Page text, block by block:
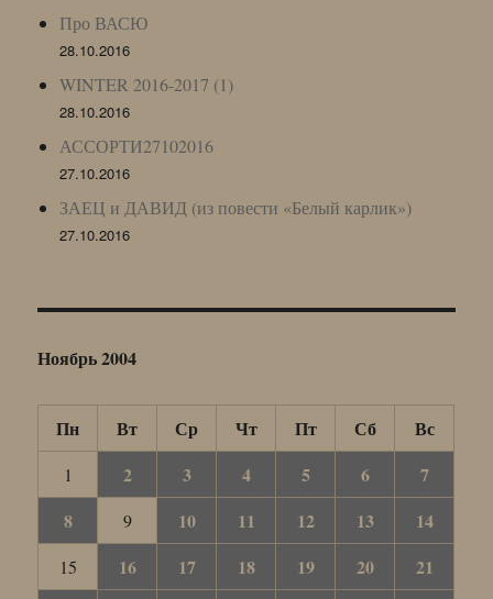
Про ВАСЮ
28.10.2016
WINTER 2016-2017 (1)
28.10.2016
АССОРТИ27102016
27.10.2016
ЗАЕЦ и ДАВИД (из повести «Белый карлик»)
27.10.2016
Ноябрь 2004
Пн Вт Ср Чт Пт Сб Вс
1 2 3 4 5 6
7
8
9 10 11 12 13 14
15 16 17 18 19 20
21